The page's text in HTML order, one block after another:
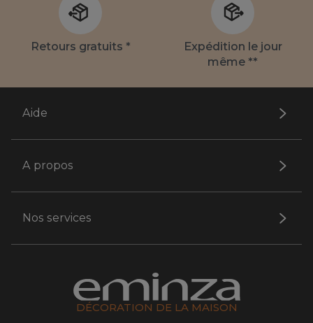
Retours gratuits *
Expédition le jour
même **
Aide
A propos
Nos services
DÉCORATION DE LA MAISON